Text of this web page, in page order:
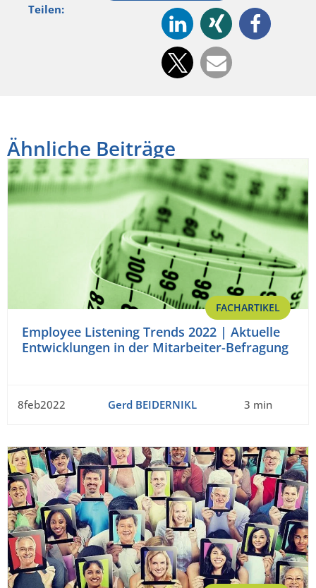
Teilen:
Ähnliche Beiträge
FACHARTIKEL
Employee Listening Trends 2022 | Aktuelle
Entwicklungen in der Mitarbeiter-Befragung
8feb2022 Gerd BEIDERNIKL 3 min